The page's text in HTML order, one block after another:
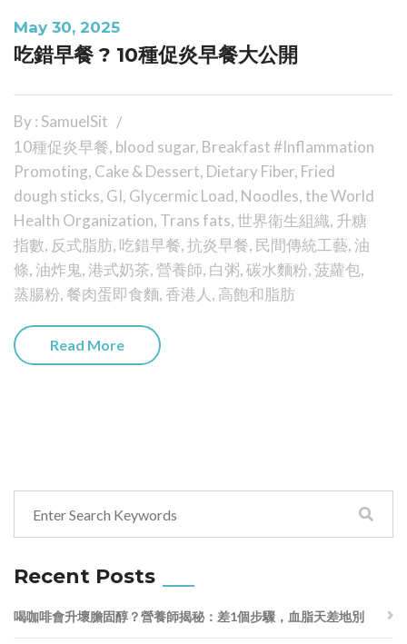
May 30, 2025
吃錯早餐 ? 10種促炎早餐大公開
By : SamuelSit
10種促炎早餐, blood sugar, Breakfast #Inflammation
Promoting, Cake & Dessert, Dietary Fiber, Fried
dough sticks, GI, Glycermic Load, Noodles, the World
Health Organization, Trans fats,世界衛生組織, 升糖
指數, 反式脂肪, 吃錯早餐,抗炎早餐, 民間傳統工藝, 油
條, 油炸鬼, 港式奶茶,營養師, 白粥,碳水麵粉,菠蘿包,
蒸腸粉, 餐肉蛋即食麵, 香港人, 高飽和脂肪
Read More
Recent Posts
喝咖啡會升壞膽固醇？營養師揭秘：差1個步驟，血脂天差地別